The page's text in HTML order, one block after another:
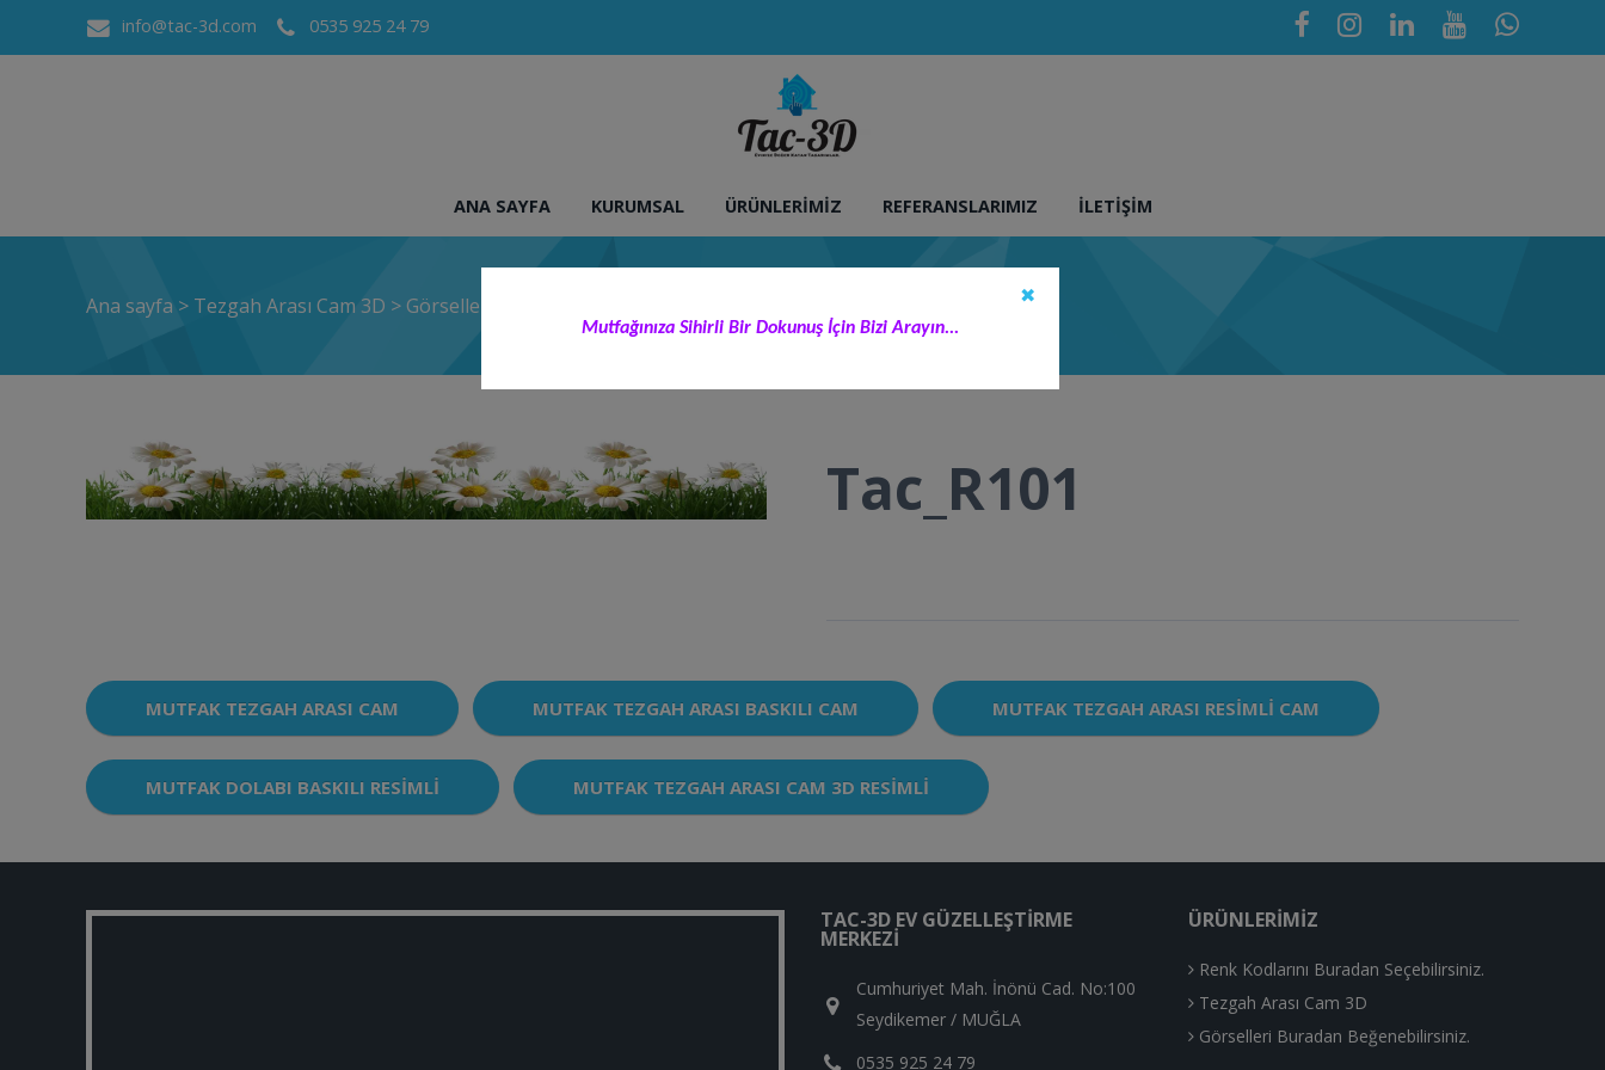
info@tac-3d.com 0535 925 24 79
ANA SAYFA KURUMSAL ÜRÜNLERIMIZ REFERANSLARIMIZ İLETIŞIM
Ana sayfa > Tezgah Arası Cam 3D > Görselleri Buradan Beğenebilirsiniz.
Tac_R101
MUTFAK TEZGAH ARASI CAM MUTFAK TEZGAH ARASI BASKILI CAM MUTFAK TEZGAH ARASI RESIMLI CAM
MUTFAK DOLABI BASKILI RESIMLI MUTFAK TEZGAH ARASI CAM 3D RESIMLI
TAC-3D EV GÜZELLEŞTIRME
MERKEZI
Cumhuriyet Mah. İnönü Cad. No:100
Seydikemer / MUĞLA
0535 925 24 79
ÜRÜNLERIMIZ
Renk Kodlarını Buradan Seçebilirsiniz.
Tezgah Arası Cam 3D
Görselleri Buradan Beğenebilirsiniz.
Mutfağınıza Sihirli Bir Dokunuş İçin Bizi Arayın...
✖